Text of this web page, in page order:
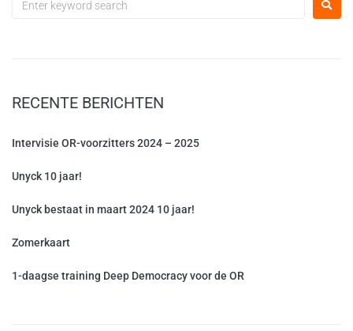
RECENTE BERICHTEN
Intervisie OR-voorzitters 2024 – 2025
Unyck 10 jaar!
Unyck bestaat in maart 2024 10 jaar!
Zomerkaart
1-daagse training Deep Democracy voor de OR